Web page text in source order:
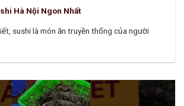
Hà Nội Ngon Nhất
sushi là món ăn truyền thống của người